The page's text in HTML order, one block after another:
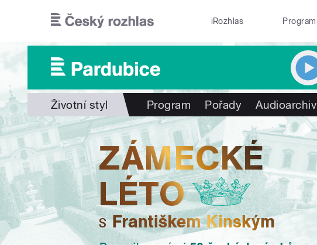
iRozhlas Program
Životní styl Program Pořady Audioarchiv